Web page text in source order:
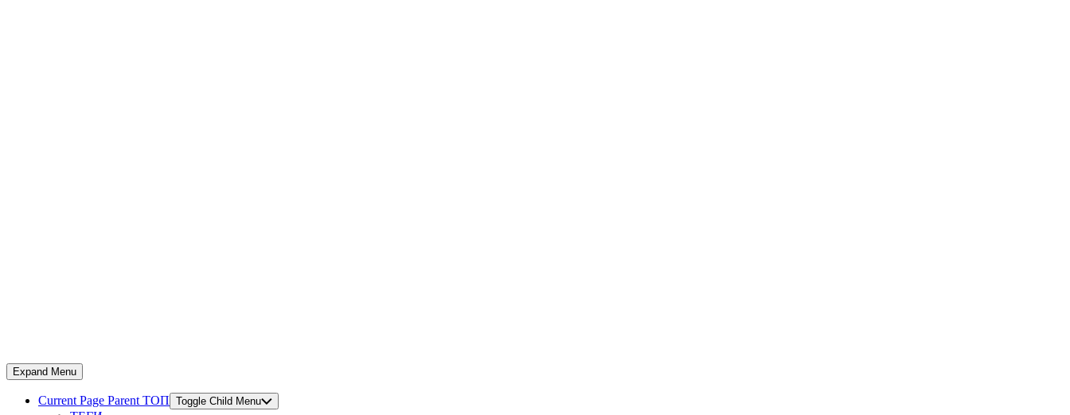
Expand Menu
Current Page Parent ТОП Toggle Child Menu